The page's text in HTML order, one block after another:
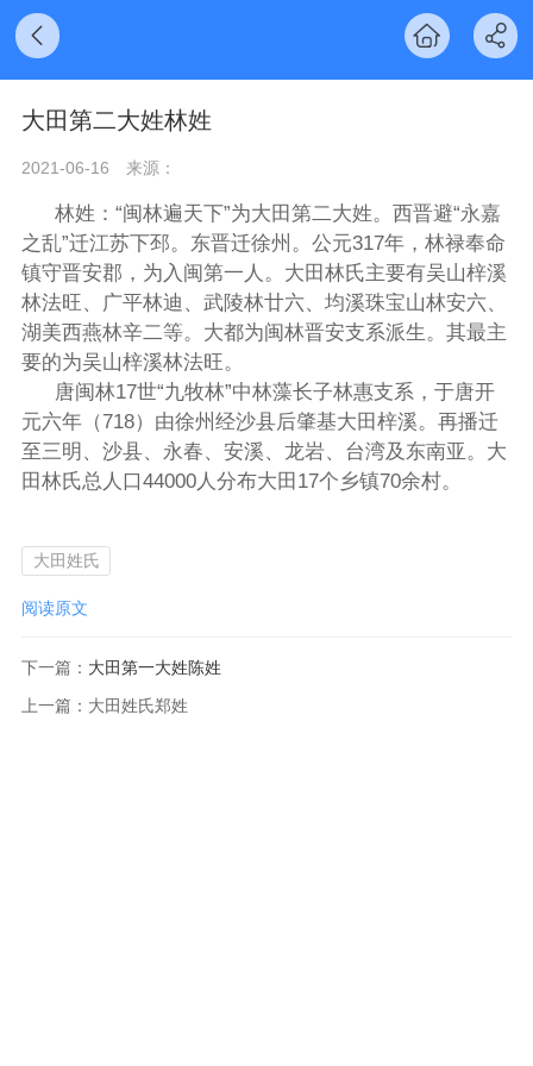
大田第二大姓林姓
2021-06-16 来源：
林姓：“闽林遍天下”为大田第二大姓。西晋避“永嘉
之乱”迁江苏下邳。东晋迁徐州。公元317年，林禄奉命
镇守晋安郡，为入闽第一人。大田林氏主要有吴山梓溪
林法旺、广平林迪、武陵林廿六、均溪珠宝山林安六、
湖美西燕林辛二等。大都为闽林晋安支系派生。其最主
要的为吴山梓溪林法旺。
唐闽林17世“九牧林”中林藻长子林惠支系，于唐开
元六年（718）由徐州经沙县后肇基大田梓溪。再播迁
至三明、沙县、永春、安溪、龙岩、台湾及东南亚。大
田林氏总人口44000人分布大田17个乡镇70余村。
大田姓氏
阅读原文
下一篇： 大田第一大姓陈姓
上一篇： 大田姓氏郑姓